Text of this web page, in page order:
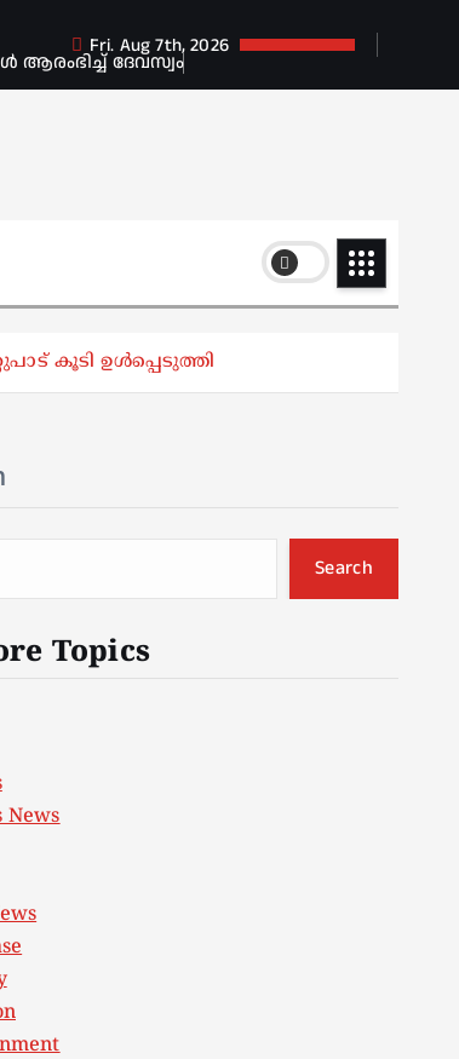
ആരംഭിച്ച് ദേവസ്വം
Fri. Aug 7th, 2026
കൂടി ഉള്‍പ്പെടുത്തി
Search
Topics
News